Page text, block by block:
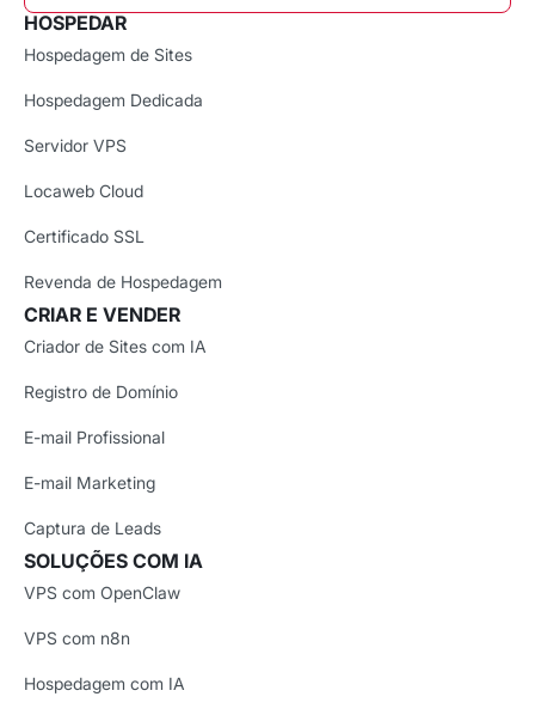
HOSPEDAR
Hospedagem de Sites
Hospedagem Dedicada
Servidor VPS
Locaweb Cloud
Certificado SSL
Revenda de Hospedagem
CRIAR E VENDER
Criador de Sites com IA
Registro de Domínio
E-mail Profissional
E-mail Marketing
Captura de Leads
SOLUÇÕES COM IA
VPS com OpenClaw
VPS com n8n
Hospedagem com IA